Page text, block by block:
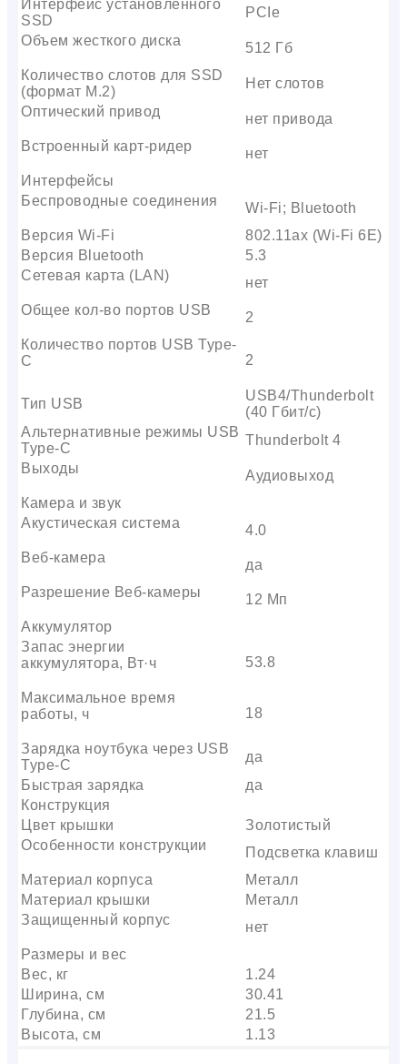
Интерфейс установленного
SSD
PCIe
Объем жесткого диска
512 Гб
Количество слотов для SSD
(формат M.2)
Нет слотов
Оптический привод
нет привода
Встроенный карт-ридер
нет
Интерфейсы
Беспроводные соединения
Wi-Fi; Bluetooth
Версия Wi-Fi
802.11ax (Wi-Fi 6E)
Версия Bluetooth
5.3
Сетевая карта (LAN)
нет
Общее кол-во портов USB
2
Количество портов USB Type-
C
2
Тип USB
USB4/Thunderbolt
(40 Гбит/с)
Альтернативные режимы USB
Type-C
Thunderbolt 4
Выходы
Аудиовыход
Камера и звук
Акустическая система
4.0
Веб-камера
да
Разрешение Веб-камеры
12 Мп
Аккумулятор
Запас энергии
аккумулятора, Вт·ч
53.8
Максимальное время
работы, ч
18
Зарядка ноутбука через USB
Type-C
да
Быстрая зарядка
да
Конструкция
Цвет крышки
Золотистый
Особенности конструкции
Подсветка клавиш
Материал корпуса
Металл
Материал крышки
Металл
Защищенный корпус
нет
Размеры и вес
Вес, кг
1.24
Ширина, см
30.41
Глубина, см
21.5
Высота, см
1.13